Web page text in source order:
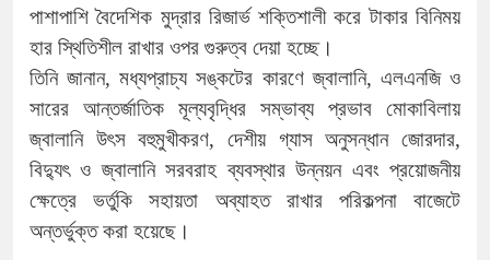
পাশাপাশি বৈদেশিক মুদ্রার রিজার্ভ শক্তিশালী করে টাকার বিনিময়
হার স্থিতিশীল রাখার ওপর গুরুত্ব দেয়া হচ্ছে।
তিনি জানান, মধ্যপ্রাচ্য সঙ্কটের কারণে জ্বালানি, এলএনজি ও
সারের আন্তর্জাতিক মূল্যবৃদ্ধির সম্ভাব্য প্রভাব মোকাবিলায়
জ্বালানি উৎস বহুমুখীকরণ, দেশীয় গ্যাস অনুসন্ধান জোরদার,
বিদ্যুৎ ও জ্বালানি সরবরাহ ব্যবস্থার উন্নয়ন এবং প্রয়োজনীয়
ক্ষেত্রে ভর্তুকি সহায়তা অব্যাহত রাখার পরিকল্পনা বাজেটে
অন্তর্ভুক্ত করা হয়েছে।